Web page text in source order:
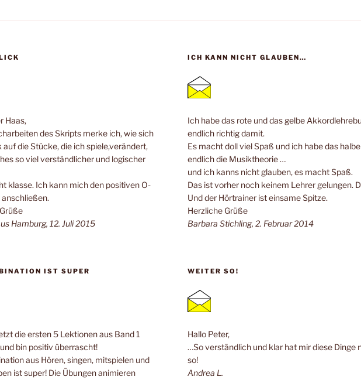
Haas,
des Skripts merke ich, wie sich
auf die Stücke, die ich spiele,verändert,
so viel verständlicher und logischer
klasse. Ich kann mich den positiven O-
Hamburg, 12. Juli 2015
IST SUPER
die ersten 5 Lektionen aus Band 1
bin positiv überrascht!
aus Hören, singen, mitspielen und
ist super! Die Übungen animieren
ICH KANN NICHT GLAUBEN…
Ich habe das rote und das gelbe
endlich richtig damit.
Es macht doll viel Spaß und ich habe das
endlich die Musiktheorie …
und ich kanns nicht glauben, es macht Spaß.
Das ist vorher noch keinem Lehrer gelungen.
Und der Hörtrainer ist einsame Spitze.
Herzliche Grüße
Barbara Stichling, 2. Februar 2014
WEITER SO!
Hallo Peter,
…So verständlich und klar hat mir diese Dinge
so!
Andrea L.